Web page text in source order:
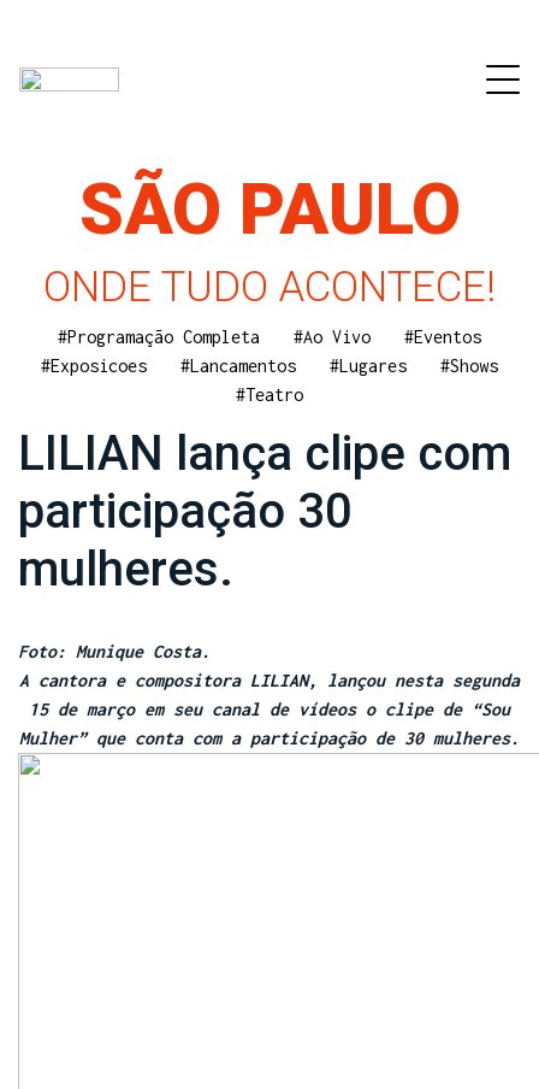
SÃO PAULO
ONDE TUDO ACONTECE!
#Programação Completa #Ao Vivo
#Eventos
#Exposicoes
#Lancamentos #Lugares
#Shows
#Teatro
LILIAN lança clipe com
participação 30
mulheres.
Foto: Munique Costa.
A cantora e compositora LILIAN, lançou nesta segunda
15 de março em seu canal de vídeos o clipe de “Sou
Mulher” que conta com a participação de 30 mulheres.